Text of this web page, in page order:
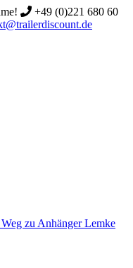
+49 (0)221 680 60
zu Anhänger Lemke